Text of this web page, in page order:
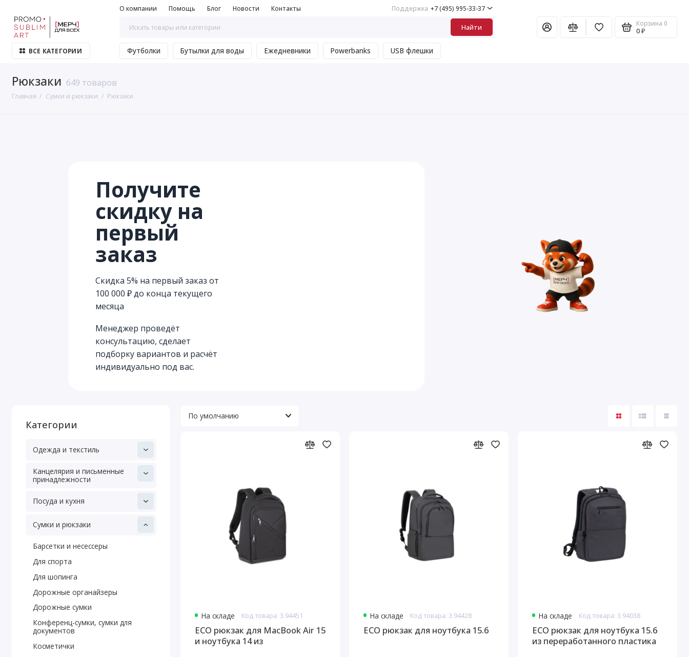
О компании Помощь Блог Новости Контакты Поддержка +7 (495) 995-33-37
Найти Корзина 0
0 ₽
ВСЕ КАТЕГОРИИ Футболки Бутылки для воды Ежедневники Powerbanks USB флешки
Рюкзаки 649 товаров
Главная Сумки и рюкзаки Рюкзаки
Получите
скидку на
первый
заказ
Скидка 5% на первый заказ от
100 000 ₽ до конца текущего
месяца
Менеджер проведёт
консультацию, сделает
подборку вариантов и расчёт
индивидуально под вас.
Категории
Одежда и текстиль
Канцелярия и письменные
принадлежности
Посуда и кухня
Сумки и рюкзаки
Барсетки и несессеры
Для спорта
Для шопинга
Дорожные органайзеры
Дорожные сумки
Конференц-сумки, сумки для
документов
Косметички
На складе Код товара: 3.94451
ECO рюкзак для MacBook Air 15
и ноутбука 14 из
На складе Код товара: 3.94428
ECO рюкзак для ноутбука 15.6
На складе Код товара: 3.94038
ECO рюкзак для ноутбука 15.6
из переработанного пластика